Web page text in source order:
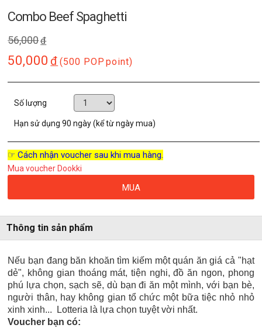
Combo Beef Spaghetti
56,000đ
50,000 đ (500 POP point)
Số lượng
Hạn sử dụng90 ngày (kể từ ngày mua)
☞ Cách nhận voucher sau khi mua hàng.
Mua voucher Dookki
MUA
Thông tin sản phẩm
Nếu bạn đang băn khoăn tìm kiếm một quán ăn giá cả "hạt
dẻ", không gian thoáng mát, tiện nghi, đồ ăn ngon, phong
phú lựa chọn, sạch sẽ, dù bạn đi ăn một mình, với bạn bè,
người thân, hay không gian tổ chức một bữa tiệc nhỏ nhỏ
xinh xinh... Lotteria là lựa chọn tuyệt vời nhất.
Voucher bạn có: